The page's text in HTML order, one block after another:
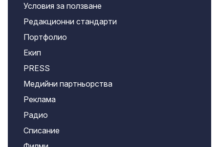
Условия за ползване
Редакционни стандарти
Портфолио
Екип
PRESS
Медийни партньорства
Реклама
Радио
Списание